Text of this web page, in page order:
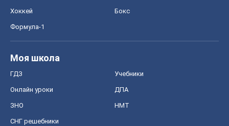
Хоккей Бокс
Формула-1
Моя школа
ГДЗ Учебники
Онлайн уроки ДПА
ЗНО НМТ
СНГ решебники